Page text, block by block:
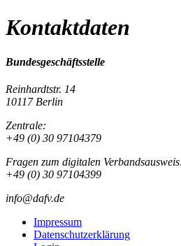
Kontaktdaten
Bundesgeschäftsstelle
Reinhardtstr. 14
10117 Berlin
Zentrale:
+49 (0) 30 97104379
Fragen zum digitalen
+49 (0) 30 97104399
info@dafv.de
Impressum
Datenschutzerklärung